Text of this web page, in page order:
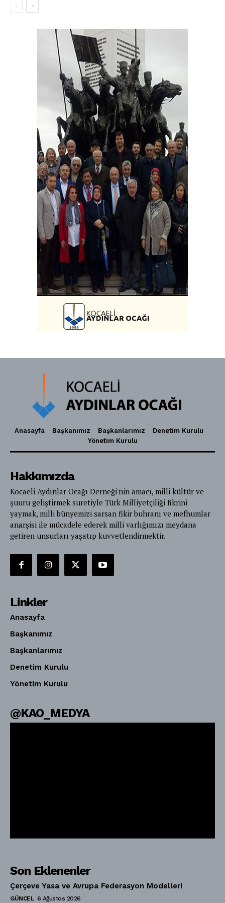
Anasayfa Başkanımız Başkanlarımız
Denetim Kurulu
Yönetim Kurulu
Hakkımızda
Kocaeli Aydınlar Ocağı Derneği'nin amacı, milli kültür ve
şuuru geliştirmek suretiyle Türk Milliyetçiliği fikrini
yaymak, milli bünyemizi sarsan fikir buhranı ve mefhumlar
anarşisi ile mücadele ederek milli varlığımızı meydana
getiren unsurları yaşatıp kuvvetlendirmektir.
Linkler
Anasayfa
Başkanımız
Başkanlarımız
Denetim Kurulu
Yönetim Kurulu
@KAO_MEDYA
Son Eklenenler
Çerçeve Yasa ve Avrupa Federasyon Modelleri
GÜNCEL 6 Ağustos 2026